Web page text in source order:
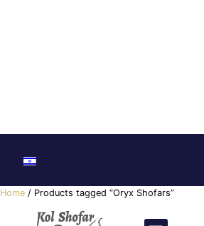
Oryx